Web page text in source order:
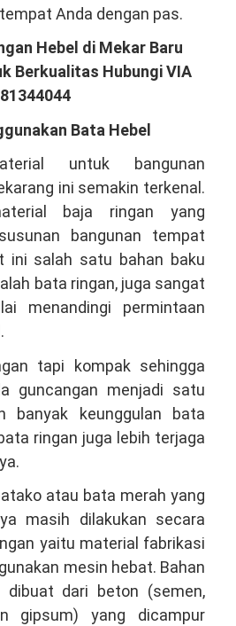
Anda dengan pas.
Hebel di Mekar Baru
Berkualitas Hubungi VIA
Bata Hebel
untuk bangunan
ini semakin terkenal.
baja ringan yang
bangunan tempat
ini salah satu bahan baku
bata ringan, juga sangat
menandingi permintaan
tapi kompak sehingga
guncangan menjadi satu
banyak keunggulan bata
ringan juga lebih terjaga
atau bata merah yang
masih dilakukan secara
yaitu material fabrikasi
mesin hebat. Bahan
dibuat dari beton (semen,
gipsum) yang dicampur